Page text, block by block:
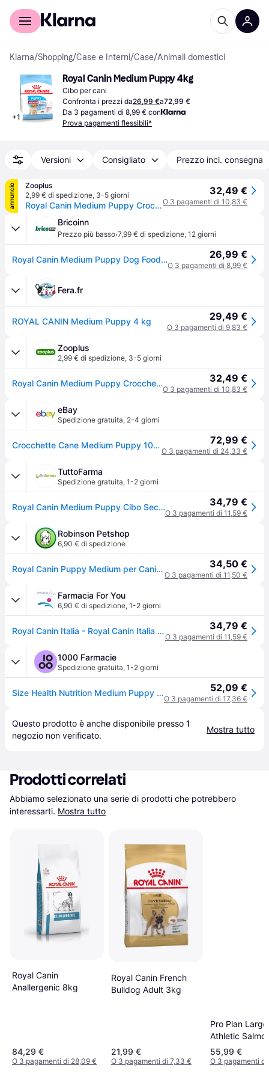
Per il tuo shopping
Klarna/Shopping/Case e Interni/Case/Animali domestici
+1
Royal Canin Medium Puppy 4kg
Cibo per cani
Confronta i prezzi da26,99 €a72,99 €
Da 3 pagamenti di 8,99 € con
Prova pagamenti flessibili*
Versioni Consigliato Prezzo incl. consegna
annuncio
Zooplus
2,99 € di spedizione, 3-5 giorni
Royal Canin Medium Puppy Crocchette per cane - 4 kg
32,49 €
O 3 pagamenti di 10,83 €
Bricoinn
Prezzo più basso·7,99 € di spedizione, 12 giorni
Royal Canin Medium Puppy Dog Food 4kg Multicolor 4kg 26,99 €
O 3 pagamenti di 8,99 €
Fera.fr
ROYAL CANIN Medium Puppy 4 kg 29,49 €
O 3 pagamenti di 9,83 €
Zooplus
2,99 € di spedizione, 3-5 giorni
Royal Canin Medium Puppy Crocchette per cane - 4 kg 32,49 €
O 3 pagamenti di 10,83 €
eBay
Spedizione gratuita, 2-4 giorni
Crocchette Cane Medium Puppy 10 Kg Royal Canin + 2 Kg Omaggio 72,99 €
O 3 pagamenti di 24,33 €
TuttoFarma
Spedizione gratuita, 1-2 giorni
Royal Canin Medium Puppy Cibo Secco per Cuccioli Taglia Media 4 kg 34,79 €
O 3 pagamenti di 11,59 €
Robinson Petshop
6,90 € di spedizione
Royal Canin Puppy Medium per Cani - 4 Kg 34,50 €
O 3 pagamenti di 11,50 €
Farmacia For You
6,90 € di spedizione, 1-2 giorni
Royal Canin Italia - Royal Canin Italia Shn Medium Puppy Cane 4 Kg 34,79 €
O 3 pagamenti di 11,59 €
1000 Farmacie
Spedizione gratuita, 1-2 giorni
Size Health Nutrition Medium Puppy Cane 4 Kg 52,09 €
O 3 pagamenti di 17,36 €
Questo prodotto è anche disponibile presso 1
negozio non verificato.
Mostra tutto
Prodotti correlati
Abbiamo selezionato una serie di prodotti che potrebbero
interessarti. Mostra tutto
Royal Canin
Anallergenic 8kg
84,29 €
O 3 pagamenti di 28,09 €
Royal Canin French
Bulldog Adult 3kg
21,99 €
O 3 pagamenti di 7,33 €
Pro Plan Large
Athletic
14 kg 12kg
55,99 €
O 3 pagamenti di